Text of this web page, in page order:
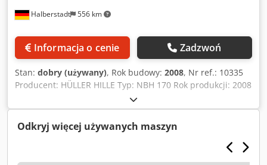
Halberstadt 556 km
Informacja o cenie Zadzwoń
Stan: dobry (używany), Rok budowy: 2008, Nr ref.: 10335
Producent: HÜLLER HILLE Typ: NBH 170 Rok produkcji: 2008
Rodzaj sterowania: Sterowanie CNC Sterowanie: Sinumerik
840D pl Miejsce magazynowania: Halberstadt Kraj
pochodzenia: Niemcy Przesuw osi X: 1000 mm Przesuw osi
Y: 800 mm Przesuw osi Z: 800 mm Oś B: 360° Odległość
środek wrzeciona – stół: 150 mm Wymiary stołu (dł x szer):
500 x 630 mm Obciążenie stołu: 800 kg Maks. waga
Odkryj więcej używanych maszyn